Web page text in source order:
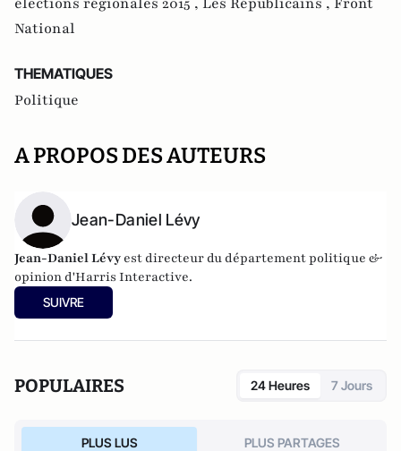
National
THEMATIQUES
Politique
A PROPOS DES AUTEURS
Jean-Daniel Lévy
Jean-Daniel Lévy est directeur du département politique &
opinion d'Harris Interactive.
SUIVRE
POPULAIRES 24 Heures 7 Jours
PLUS LUS PLUS PARTAGES